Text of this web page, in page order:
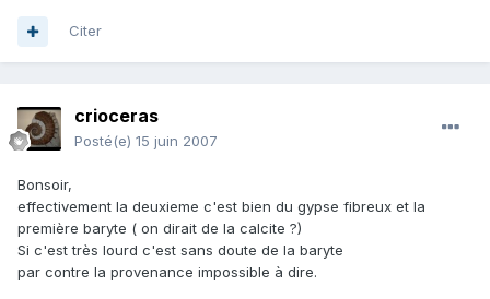
Citer
crioceras
Posté(e) 15 juin 2007
Bonsoir,
effectivement la deuxieme c'est bien du gypse fibreux et la
première baryte ( on dirait de la calcite ?)
Si c'est très lourd c'est sans doute de la baryte
par contre la provenance impossible à dire.